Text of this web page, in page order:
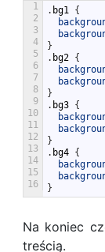
1
2
3
4
5
6
7
8
9
10
11
12
13
14
15
16
. bg1 {
}
. bg2 {
}
. bg3 {
}
. bg4 {
}
Na koniec
treścią.